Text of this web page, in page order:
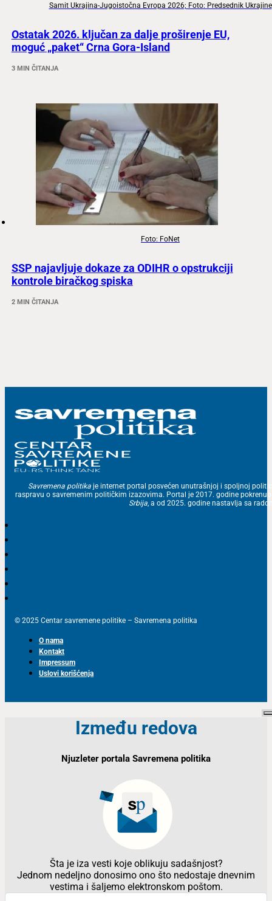
Samit Ukrajina-Jugoistočna Evropa 2026; Foto: Predsednik Ukrajine
Ostatak 2026. ključan za dalje proširenje EU,
moguć „paket“ Crna Gora-Island
3 MIN ČITANJA
Foto: FoNet
SSP najavljuje dokaze za ODIHR o opstrukciji
kontrole biračkog spiska
2 MIN ČITANJA
Savremena politika je internet portal posvećen unutrašnjoj i spoljnoj
raspravu o savremenim političkim izazovima. Portal je 2017. godine
Srbija, a od 2025. godine nastavlja sa
© 2025 Centar savremene politike – Savremena politika
O nama
Kontakt
Impressum
Uslovi korišćenja
Između redova
Njuzleter portala Savremena politika
Šta je iza vesti koje oblikuju sadašnjost?
Jednom nedeljno donosimo ono što nedostaje dnevnim
vestima i šaljemo elektronskom poštom.